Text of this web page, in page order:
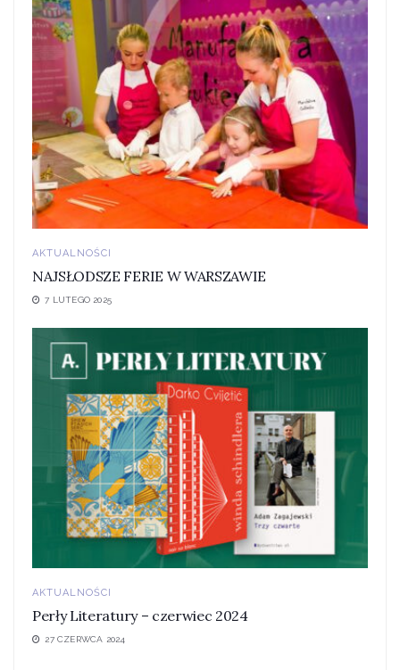
AKTUALNOŚCI
NAJSŁODSZE FERIE W WARSZAWIE
7 LUTEGO 2025
AKTUALNOŚCI
Perły Literatury – czerwiec 2024
27 CZERWCA 2024